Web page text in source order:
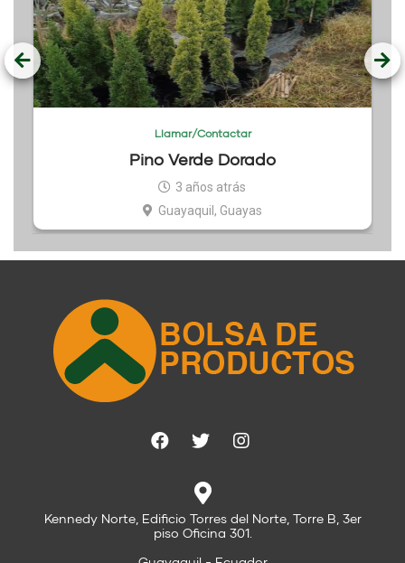
Llamar/Contactar
Pino Verde Dorado
3 años atrás
Guayaquil, Guayas
Kennedy Norte, Edificio Torres del Norte, Torre B, 3er
piso Oficina 301.